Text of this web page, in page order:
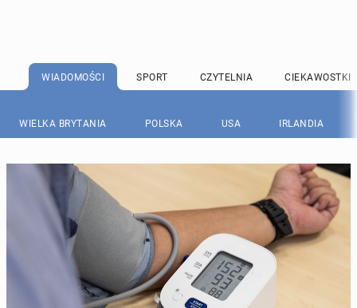
WIADOMOŚCI SPORT CZYTELNIA CIEKAWOSTKI
WIELKA BRYTANIA POLSKA USA IRLANDIA